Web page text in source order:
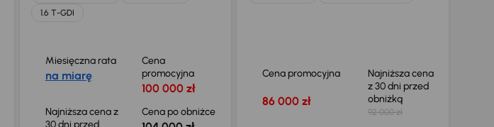
1.6 T-GDI
Miesięczna rata
na miarę
Cena
promocyjna
100 000 zł
Najniższa cena z
30 dni przed
Cena po obniżce
Cena promocyjna
86 000 zł
Najniższa cena
z 30 dni przed
obniżką
92 000 zł